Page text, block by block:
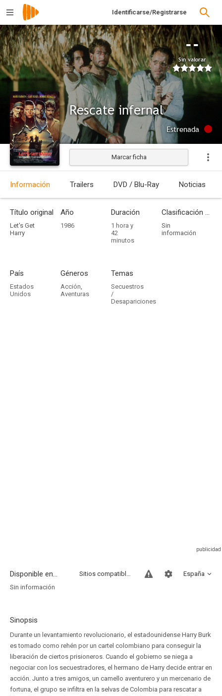
Identificarse/Registrarse
--
Sin valorar
Rescate infernal
Estrenada
Marcar ficha
Información Trailers DVD / Blu-Ray Noticias
Título original
Let's Get
Harry
Año
1986
Duración
1 hora y
42
minutos
Clasificación por edades
Sin
información
País
Estados
Unidos
Géneros
Acción,
Aventuras
Temas
Secuestros
/
Desapariciones
Disponible en... España
Sitios compatibles
Sin información
Sinopsis
Durante un levantamiento revolucionario, el estadounidense Harry Burk
es tomado como rehén por un cartel colombiano para conseguir la
liberación de ciertos prisioneros. Cuando el gobierno se niega a
negociar con los secuestradores, el hermano de Harry decide entrar en
acción. Junto a tres amigos, un camello aventurero y un mercenario de
fortuna, el grupo se infiltra en la selvas de Colombia para rescatar a